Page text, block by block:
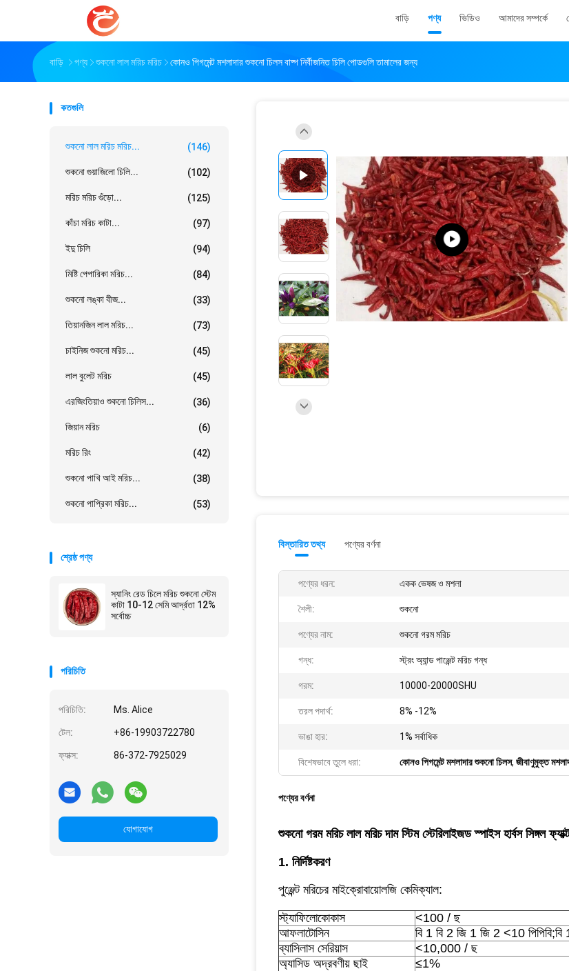
বাড়ি পণ্য ভিডিও আমাদের সম্পর্কে
বাড়ি পণ্য শুকনো লাল মরিচ মরিচ কোনও পিগমেন্ট মশলাদার শুকনো চিলস বাষ্প নির্বীজনিত চিলি পোডগুলি তামালের জন্য
কতগুলি
শুকনো লাল মরিচ মরিচ... (146)
শুকনো গুয়াজিলো চিলি... (102)
মরিচ মরিচ গুঁড়ো... (125)
কাঁচা মরিচ কাটা... (97)
ইদু চিলি (94)
মিষ্টি পেপারিকা মরিচ... (84)
শুকনো লঙ্কা বীজ... (33)
তিয়ানজিন লাল মরিচ... (73)
চাইনিজ শুকনো মরিচ... (45)
লাল বুলেট মরিচ (45)
এরজিংতিয়াও শুকনো চিলিস... (36)
জিয়ান মরিচ (6)
মরিচ রিং (42)
শুকনো পাখি আই মরিচ... (38)
শুকনো পাপ্রিকা মরিচ... (53)
শ্রেষ্ঠ পণ্য
স্যানিং রেড চিলে মরিচ শুকনো স্টেম
কাটা 10-12 সেমি আর্দ্রতা 12%
সর্বোচ্চ
পরিচিতি
পরিচিতি: Ms. Alice
টেল: +86-19903722780
ফ্যাক্স: 86-372-7925029
যোগাযোগ
বিস্তারিত তথ্য পণ্যের বর্ণনা
পণ্যের ধরন: একক ভেষজ ও মশলা
শৈলী: শুকনো
পণ্যের নাম: শুকনো গরম মরিচ
গন্ধ: স্ট্রং অ্যান্ড পাঞ্জেন্ট মরিচ গন্ধ
গরম: 10000-20000SHU
তরল পদার্থ: 8% -12%
ভাঙা হার: 1% সর্বাধিক
বিশেষভাবে তুলে ধরা: কোনও পিগমেন্ট মশলাদার শুকনো চিলস, জীবাণুমুক্ত
পণ্যের বর্ণনা
শুকনো গরম মরিচ লাল মরিচ দাম স্টিম স্টেরিলাইজড স্পাইস হার্বস সিঙ্গল
1. নির্দিষ্টকরণ
পুঞ্জেন্ট মরিচের মাইক্রোবায়োলজি কেমিক্যাল:
স্ট্যাফিলোকোকাস
<100 / ছ
আফলাটোসিন
বি 1 বি 2 জি 1 জি 2 <10 পিপিবি;বি
ব্যাসিলাস সেরিয়াস
<10,000 / ছ
অ্যাসিড অদ্রবণীয় ছাই
≤1%